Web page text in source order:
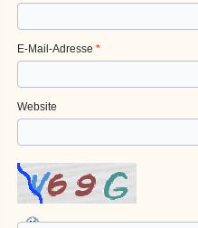
E-Mail-Adresse*
Website